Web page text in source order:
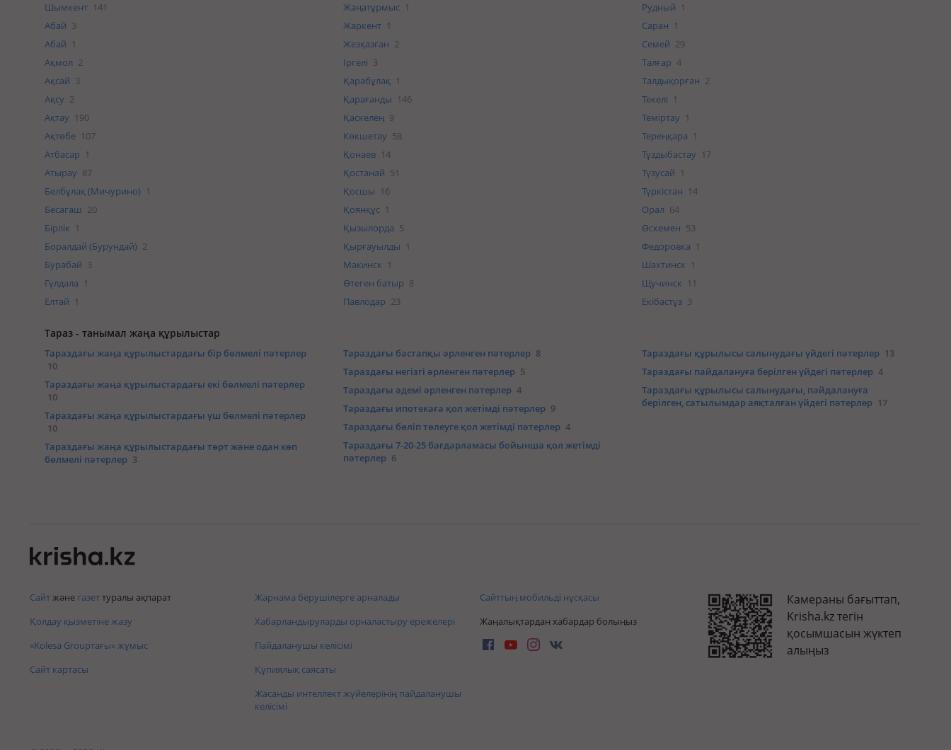
Шымкент 141
Абай 3
Абай 1
Ақмол 2
Ақсай 3
Ақсу 2
Ақтау 190
Ақтөбе 107
Атбасар 1
Атырау 87
Белбұлақ (Мичурино) 1
Бесагаш 20
Бірлік 1
Боралдай (Бурундай) 2
Бурабай 3
Гүлдала 1
Елтай 1
Жаңатұрмыс 1
Жаркент 1
Жезқазған 2
Іргелі 3
Қарабұлақ 1
Қарағанды 146
Қаскелең 9
Көкшетау 58
Қонаев 14
Қостанай 51
Қосшы 16
Қоянқұс 1
Қызылорда 5
Қырғауылды 1
Макинск 1
Өтеген батыр 8
Павлодар 23
Рудный 1
Саран 1
Семей 29
Талғар 4
Талдықорған 2
Текелі 1
Теміртау 1
Тереңқара 1
Тұздыбастау 17
Түзусай 1
Түркістан 14
Орал 64
Өскемен 53
Федоровка 1
Шахтинск 1
Щучинск 11
Екібастұз 3
Тараз - танымал жаңа құрылыстар
Тараздағы жаңа құрылыстардағы бір бөлмелі пәтерлер
10
Тараздағы жаңа құрылыстардағы екі бөлмелі пәтерлер
10
Тараздағы жаңа құрылыстардағы үш бөлмелі пәтерлер
10
Тараздағы жаңа құрылыстардағы төрт және одан көп
бөлмелі пәтерлер 3
Тараздағы бастапқы әрленген пәтерлер 8
Тараздағы негізгі әрленген пәтерлер 5
Тараздағы әдемі әрленген пәтерлер 4
Тараздағы ипотекаға қол жетімді пәтерлер 9
Тараздағы бөліп төлеуге қол жетімді пәтерлер 4
Тараздағы 7-20-25 бағдарламасы бойынша қол жетімді
пәтерлер 6
Тараздағы құрылысы салынудағы үйдегі пәтерлер 13
Тараздағы пайдалануға берілген үйдегі пәтерлер 4
Тараздағы құрылысы салынудағы, пайдалануға
берілген, сатылымдар аяқталған үйдегі пәтерлер 17
Сайтжәне газеттуралы ақпарат
Қолдау қызметіне жазу
«Kolesa Groupтағы» жұмыс
Сайт картасы
Жарнама берушілерге арналады
Хабарландыруларды орналастыру ережелері
Пайдаланушы келісімі
Құпиялық саясаты
Жасанды интеллект жүйелерінің пайдаланушы
келісімі
Сайттың мобильді нұсқасы
Жаңалықтардан хабардар болыңыз
Камераны бағыттап,
Krisha.kz тегін
қосымшасын жүктеп
алыңыз